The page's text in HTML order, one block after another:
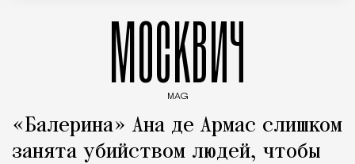
МОСКВИЧ
MAG
«Балерина» Ана де Армас слишком
занята убийством людей, чтобы